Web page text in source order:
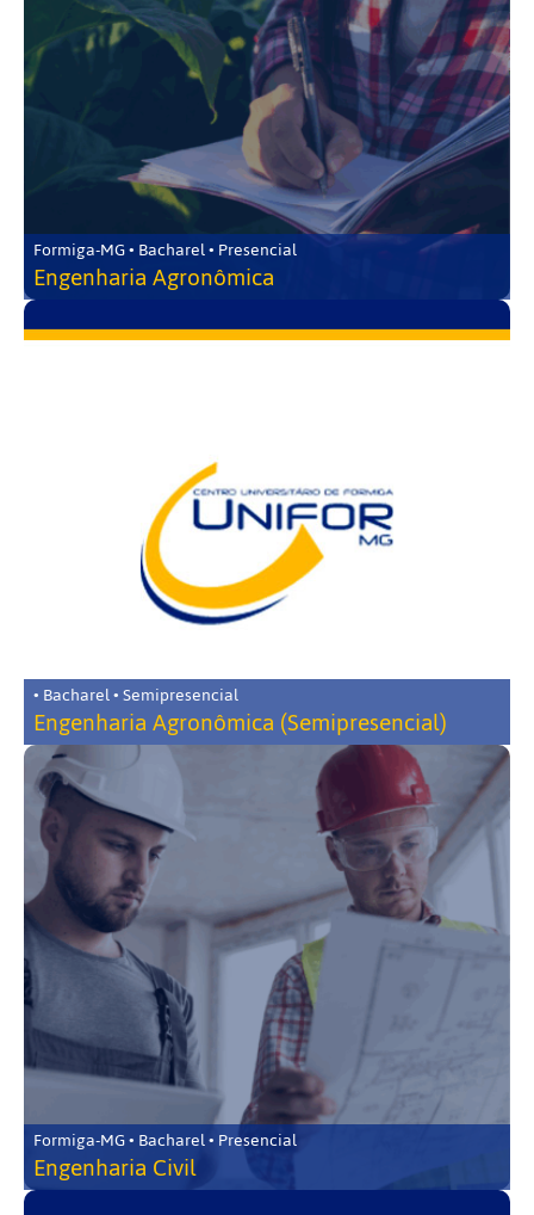
Formiga-MG • Bacharel • Presencial
Engenharia Agronômica
• Bacharel • Semipresencial
Engenharia Agronômica (Semipresencial)
Formiga-MG • Bacharel • Presencial
Engenharia Civil